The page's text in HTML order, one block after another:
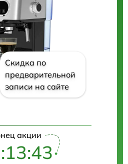
Скидка по
предварительной
записи на сайте
акции